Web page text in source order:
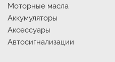
Моторные масла
Аккумуляторы
Аксессуары
Автосигнализации